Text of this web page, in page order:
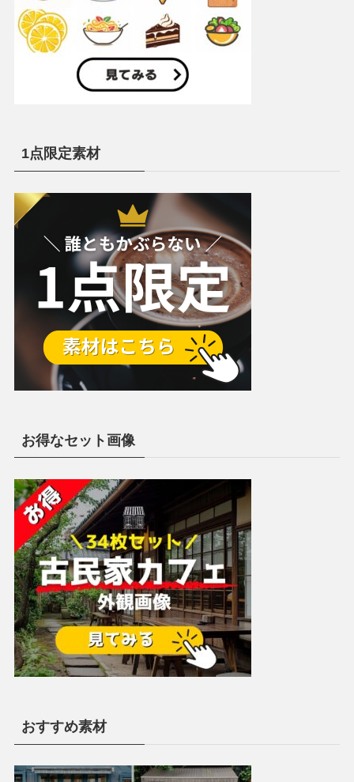
1点限定素材
お得なセット画像
おすすめ素材